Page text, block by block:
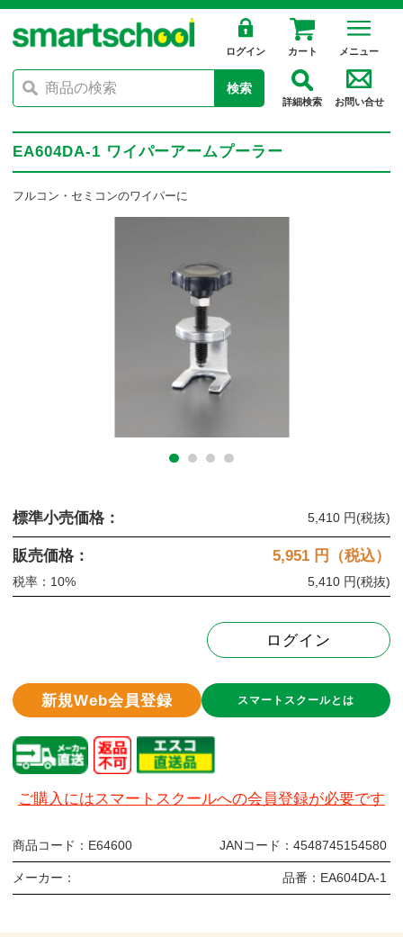
ログイン カート メニュー
検索
詳細検索 お問い合せ
EA604DA-1 ワイパーアームプーラー
フルコン・セミコンのワイパーに
標準小売価格： 5,410 円(税抜)
販売価格： 5,951 円（税込）
税率：10% 5,410 円(税抜)
ログイン
新規Web会員登録 スマートスクールとは
ご購入にはスマートスクールへの会員登録が必要です
商品コード： E64600 JANコード： 4548745154580
メーカー： 品番： EA604DA-1